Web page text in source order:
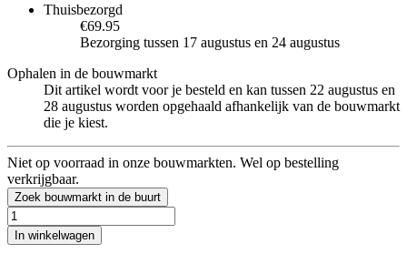
Thuisbezorgd
€69.95
Bezorging tussen 17 augustus en 24 augustus
Ophalen in de bouwmarkt
Dit artikel wordt voor je besteld en kan tussen 22 augustus en
28 augustus worden opgehaald afhankelijk van de bouwmarkt
die je kiest.
Niet op voorraad in onze bouwmarkten. Wel op bestelling
verkrijgbaar.
Zoek bouwmarkt in de buurt
In winkelwagen